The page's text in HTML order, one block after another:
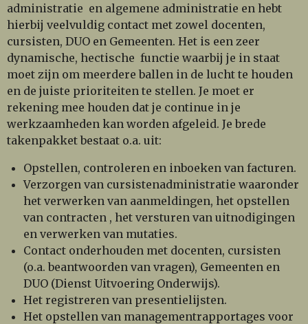
administratie en algemene administratie en hebt
hierbij veelvuldig contact met zowel docenten,
cursisten, DUO en Gemeenten. Het is een zeer
dynamische, hectische functie waarbij je in staat
moet zijn om meerdere ballen in de lucht te houden
en de juiste prioriteiten te stellen. Je moet er
rekening mee houden dat je continue in je
werkzaamheden kan worden afgeleid. Je brede
takenpakket bestaat o.a. uit:
Opstellen, controleren en inboeken van facturen.
Verzorgen van cursistenadministratie waaronder
het verwerken van aanmeldingen, het opstellen
van contracten , het versturen van uitnodigingen
en verwerken van mutaties.
Contact onderhouden met docenten, cursisten
(o.a. beantwoorden van vragen), Gemeenten en
DUO (Dienst Uitvoering Onderwijs).
Het registreren van presentielijsten.
Het opstellen van managementrapportages voor